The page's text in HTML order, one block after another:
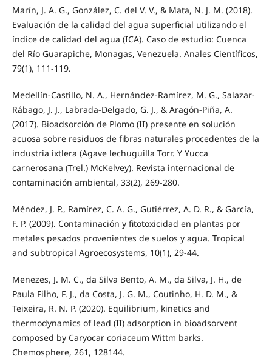
Marín, J. A. G., González, C. del V. V., & Mata, N. J. M. (2018).
Evaluación de la calidad del agua superficial utilizando el
índice de calidad del agua (ICA). Caso de estudio: Cuenca
del Río Guarapiche, Monagas, Venezuela. Anales Científicos,
79(1), 111-119.
Medellín-Castillo, N. A., Hernández-Ramírez, M. G., Salazar-
Rábago, J. J., Labrada-Delgado, G. J., & Aragón-Piña, A.
(2017). Bioadsorción de Plomo (II) presente en solución
acuosa sobre residuos de fibras naturales procedentes de la
industria ixtlera (Agave lechuguilla Torr. Y Yucca
carnerosana (Trel.) McKelvey). Revista internacional de
contaminación ambiental, 33(2), 269-280.
Méndez, J. P., Ramírez, C. A. G., Gutiérrez, A. D. R., & García,
F. P. (2009). Contaminación y fitotoxicidad en plantas por
metales pesados provenientes de suelos y agua. Tropical
and subtropical Agroecosystems, 10(1), 29-44.
Menezes, J. M. C., da Silva Bento, A. M., da Silva, J. H., de
Paula Filho, F. J., da Costa, J. G. M., Coutinho, H. D. M., &
Teixeira, R. N. P. (2020). Equilibrium, kinetics and
thermodynamics of lead (II) adsorption in bioadsorvent
composed by Caryocar coriaceum Wittm barks.
Chemosphere, 261, 128144.